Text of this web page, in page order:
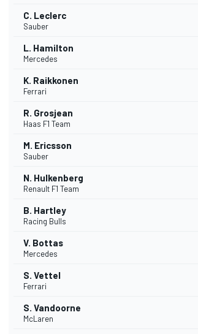
MONOPOSTO
C. Leclerc
Sauber
L. Hamilton
Mercedes
K. Raikkonen
Ferrari
R. Grosjean
Haas F1 Team
M. Ericsson
Sauber
N. Hulkenberg
Renault F1 Team
B. Hartley
Racing Bulls
V. Bottas
Mercedes
S. Vettel
Ferrari
S. Vandoorne
McLaren